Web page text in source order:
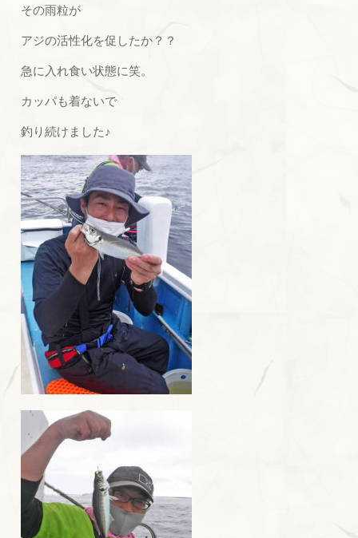
その雨粒が
アジの活性化を促したか？？
急に入れ食い状態に笑。
カッパも着ないで
釣り続けました♪